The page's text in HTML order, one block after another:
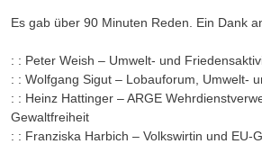
Es gab über 90 Minuten Reden. Ein Dank
: : Peter Weish – Umwelt- und
: : Wolfgang Sigut – Lobauforum, Umwelt-
: : Heinz Hattinger – ARGE
Gewaltfreiheit
: : Franziska Harbich – Volkswirtin und EU-